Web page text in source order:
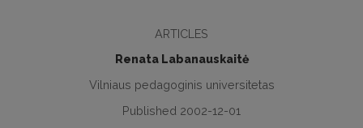
ARTICLES
Renata Labanauskaitė
Vilniaus pedagoginis universitetas
Published 2002-12-01